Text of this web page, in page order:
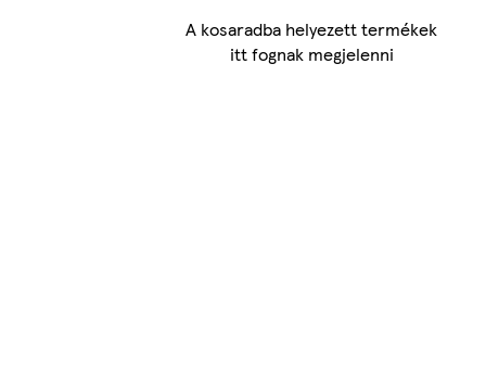
A kosaradba helyezett termékek
itt fognak megjelenni